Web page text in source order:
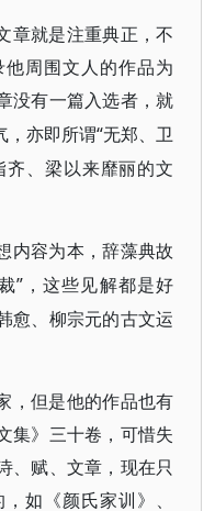
章就是注重典正，不
周围文人的作品为
没有一篇入选者，就
，亦即所谓“无郑、卫
齐、梁以来靡丽的文
内容为本，辞藻典故
”，这些见解都是好
愈、柳宗元的古文运
，但是他的作品也有
集》三十卷，可惜失
、赋、文章，现在只
如《颜氏家训》、